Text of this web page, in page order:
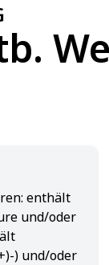
enthält
und/oder
) und/oder